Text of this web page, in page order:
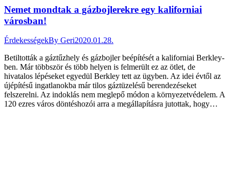
Nemet mondtak a gázbojlerekre egy kaliforniai
városban!
ÉrdekességekBy Geri2020.01.28.
Betiltották a gáztűzhely és gázbojler beépítését a kaliforniai Berkley-
ben. Már többször és több helyen is felmerült ez az ötlet, de
hivatalos lépéseket egyedül Berkley tett az ügyben. Az idei évtől az
újépítésű ingatlanokba már tilos gáztüzelésű berendezéseket
felszerelni. Az indoklás nem meglepő módon a környezetvédelem. A
120 ezres város döntéshozói arra a megállapításra jutottak, hogy…